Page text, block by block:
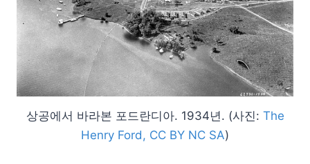
상공에서 바라본 포드란디아. 1934년. (사진: The
Henry Ford, CC BY NC SA)